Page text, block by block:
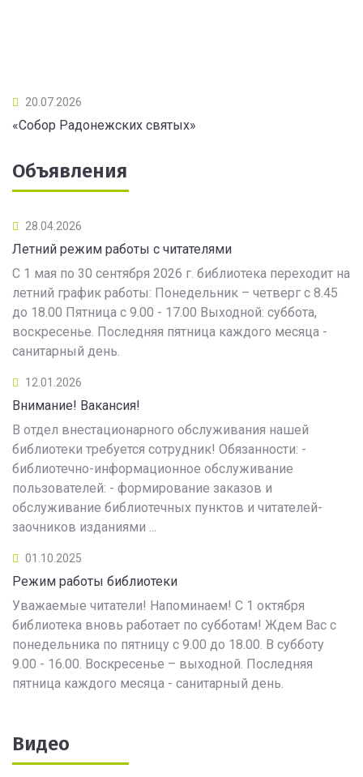
20.07.2026
«Собор Радонежских святых»
Объявления
28.04.2026
Летний режим работы с читателями
С 1 мая по 30 сентября 2026 г. библиотека переходит на
летний график работы: Понедельник – четверг с 8.45
до 18.00 Пятница с 9.00 - 17.00 Выходной: суббота,
воскресенье. Последняя пятница каждого месяца -
санитарный день.
12.01.2026
Внимание! Вакансия!
В отдел внестационарного обслуживания нашей
библиотеки требуется сотрудник! Обязанности: -
библиотечно-информационное обслуживание
пользователей: - формирование заказов и
обслуживание библиотечных пунктов и читателей-
заочников изданиями ...
01.10.2025
Режим работы библиотеки
Уважаемые читатели! Напоминаем! С 1 октября
библиотека вновь работает по субботам! Ждем Вас с
понедельника по пятницу с 9.00 до 18.00. В субботу
9.00 - 16.00. Воскресенье – выходной. Последняя
пятница каждого месяца - санитарный день.
Видео